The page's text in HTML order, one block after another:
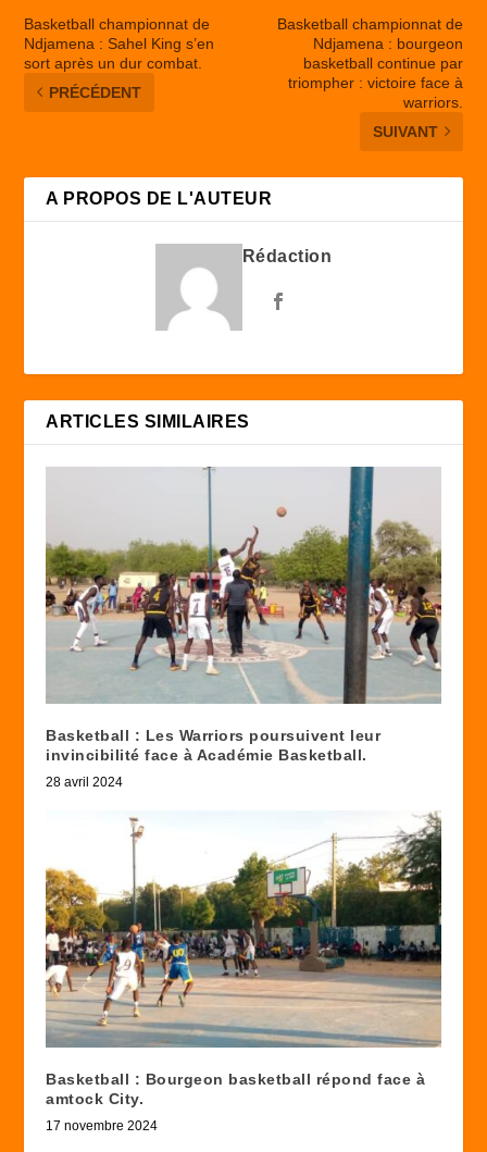
Basketball championnat de
Ndjamena : Sahel King s’en
sort après un dur combat.
PRÉCÉDENT
Basketball championnat de
Ndjamena : bourgeon
basketball continue par
triompher : victoire face à
warriors.
SUIVANT
A PROPOS DE L'AUTEUR
Rédaction
ARTICLES SIMILAIRES
Basketball : Les Warriors poursuivent leur
invincibilité face à Académie Basketball.
28 avril 2024
Basketball : Bourgeon basketball répond face à
amtock City.
17 novembre 2024